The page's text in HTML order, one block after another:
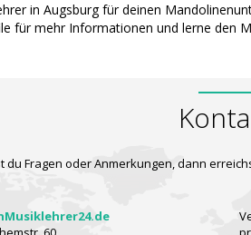
in Augsburg für deinen
für mehr Informationen und lerne den
du Fragen oder Anmerkungen, dann